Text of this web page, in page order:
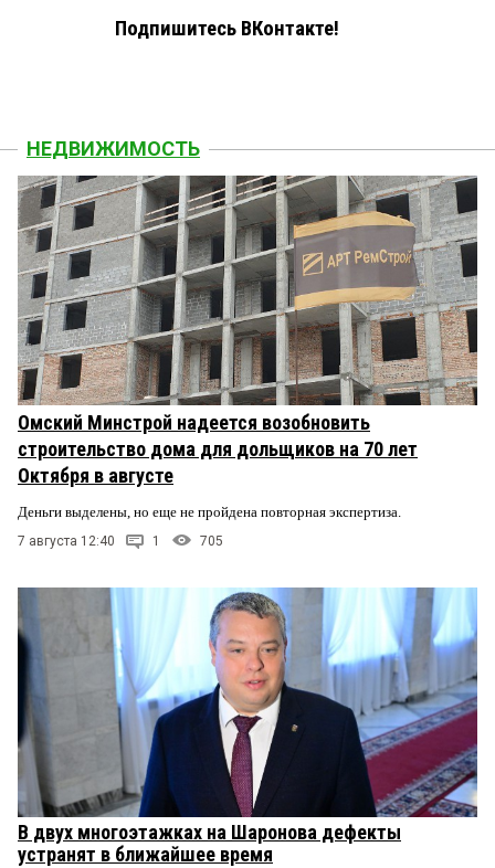
Подпишитесь ВКонтакте!
НЕДВИЖИМОСТЬ
Омский Минстрой надеется возобновить
строительство дома для дольщиков на 70 лет
Октября в августе
Деньги выделены, но еще не пройдена повторная экспертиза.
7 августа 12:40 1 705
В двух многоэтажках на Шаронова дефекты
устранят в ближайшее время